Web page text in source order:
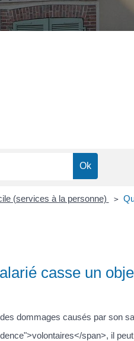
(services à la personne) >
casse un
dommages causés par son
span>, il